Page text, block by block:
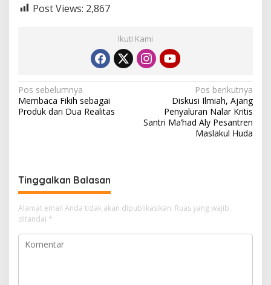
Post Views: 2,867
Ikuti Kami
N
a
a
s
i
p
o
Pos sebelumnya
Membaca Fikih sebagai
Produk dari Dua Realitas
Pos berikutnya
Diskusi Ilmiah, Ajang
Penyaluran Nalar Kritis
Santri Ma’had Aly Pesantren
Maslakul Huda
Tinggalkan Balasan
Alamat email Anda tidak akan dipublikasikan. Ruas yang wajib
ditandai *